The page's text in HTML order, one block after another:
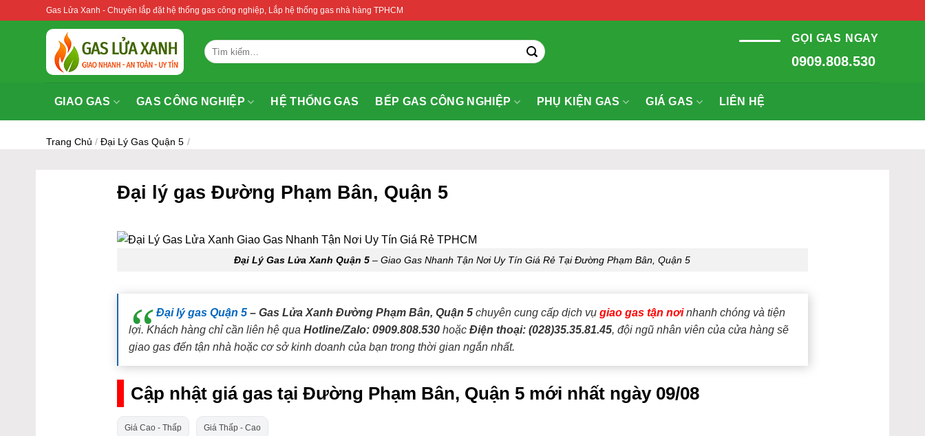
Gas Lửa Xanh - Chuyên lắp đặt hệ thống gas công nghiệp, Lắp hệ thống gas nhà hàng TPHCM
Tìm
kiếm:
GỌI GAS NGAY
0909.808.530
GIAO GAS GAS CÔNG NGHIỆP HỆ THỐNG GAS BẾP GAS CÔNG NGHIỆP PHỤ KIỆN GAS GIÁ GAS LIÊN HỆ
Trang Chủ / Đại Lý Gas Quận 5 /
Đại lý gas Đường Phạm Bân, Quận 5
Đại Lý Gas Lửa Xanh Quận 5 – Giao Gas Nhanh Tận Nơi Uy Tín Giá Rẻ Tại Đường Phạm Bân, Quận 5
Đại lý gas Quận 5 – Gas Lửa Xanh Đường Phạm Bân, Quận 5 chuyên cung cấp dịch vụgiao gas tận nơinhanh chóng và tiện
lợi. Khách hàng chỉ cần liên hệ quaHotline/Zalo: 0909.808.530 hoặcĐiện thoại: (028)35.35.81.45, đội ngũ nhân viên của cửa hàng sẽ
giao gas đến tận nhà hoặc cơ sở kinh doanh của bạn trong thời gian ngắn nhất.
Cập nhật giá gas tại Đường Phạm Bân, Quận 5 mới nhất ngày 09/08
Giá Cao - Thấp Giá Thấp - Cao